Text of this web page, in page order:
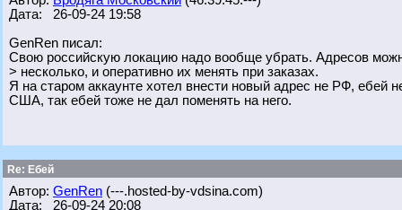
Дата: 26-09-24 19:58
GenRen писал:
Свою российскую локацию надо вообще убрать. Адресов
> несколько, и оперативно их менять при заказах.
Я на старом аккаунте хотел внести новый адрес не РФ, ебей
США, так ебей тоже не дал поменять на него.
Re: Ебей
Автор: GenRen (---.hosted-by-vdsina.com)
Дата: 26-09-24 20:08